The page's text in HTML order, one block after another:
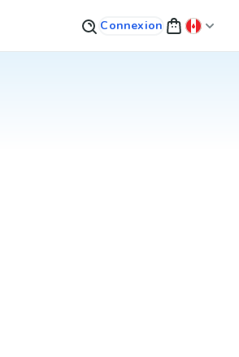
Connexion